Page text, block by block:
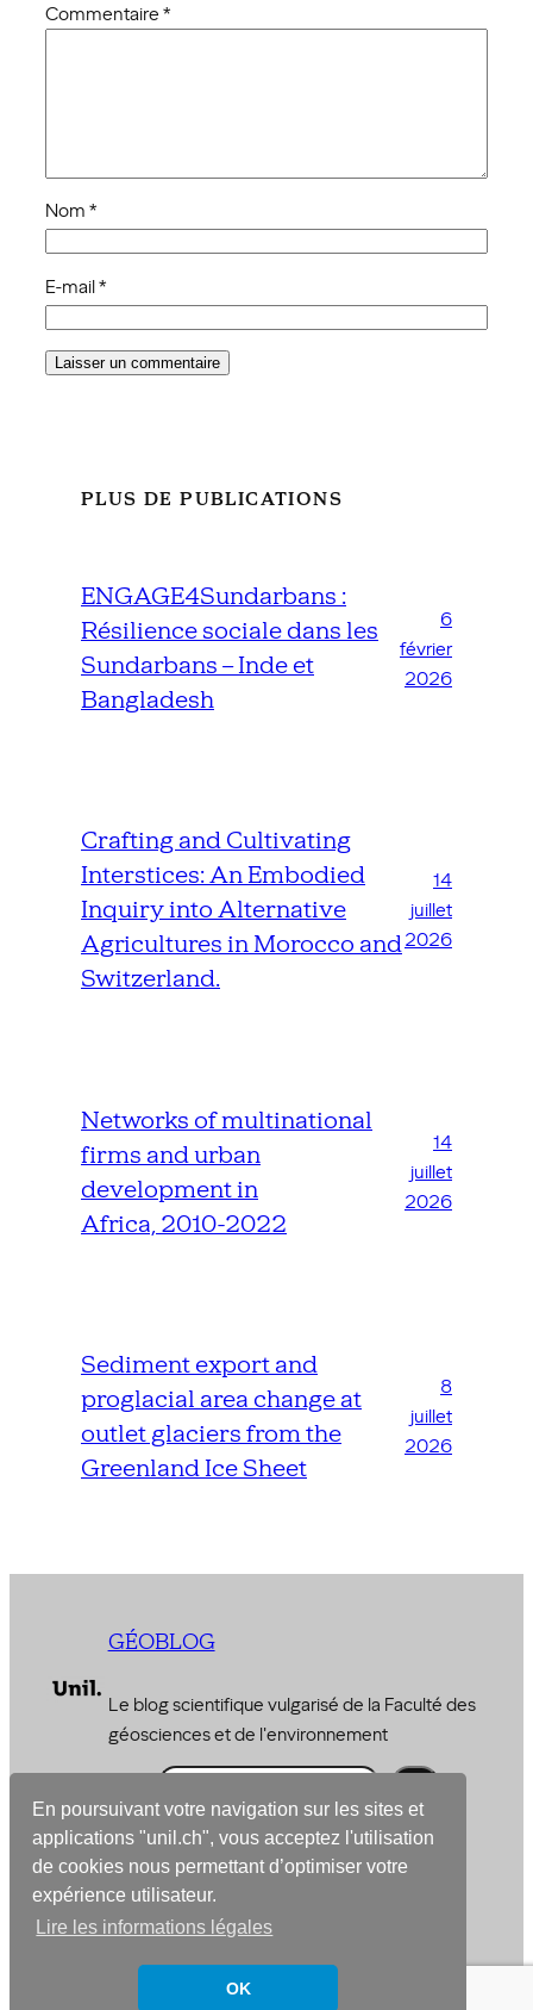
En poursuivant votre navigation sur les sites et
applications "unil.ch", vous acceptez l'utilisation
de cookies nous permettant d’optimiser votre
expérience utilisateur.
Lire les informations légales
OK
Commentaire *
Nom *
E-mail*
PLUS DE PUBLICATIONS
ENGAGE4Sundarbans :
Résilience sociale dans les
Sundarbans – Inde et
Bangladesh
6
février
2026
Crafting and Cultivating
Interstices: An Embodied
Inquiry into Alternative
Agricultures in Morocco and
Switzerland.
14
juillet
2026
Networks of multinational
firms and urban
development in
Africa, 2010-2022
14
juillet
2026
Sediment export and
proglacial area change at
outlet glaciers from the
Greenland Ice Sheet
8
juillet
2026
GÉOBLOG
Le blog scientifique vulgarisé de la Faculté des
géosciences et de l'environnement
R
e
c
h
e
r
© 2026 –Faculté des géosciences et de
l’environnement
Conçu avecWordPress